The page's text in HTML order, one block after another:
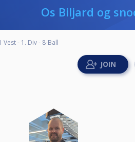
Os Biljard og
Vest - 1. Div - 8-Ball